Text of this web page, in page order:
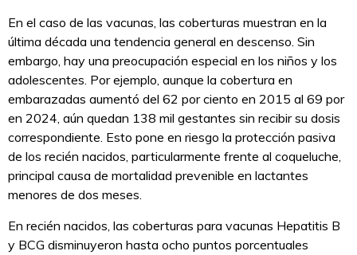
En el caso de las vacunas, las coberturas muestran en la
última década una tendencia general en descenso. Sin
embargo, hay una preocupación especial en los niños y los
adolescentes. Por ejemplo, aunque la cobertura en
embarazadas aumentó del 62 por ciento en 2015 al 69 por
en 2024, aún quedan 138 mil gestantes sin recibir su dosis
correspondiente. Esto pone en riesgo la protección pasiva
de los recién nacidos, particularmente frente al coqueluche,
principal causa de mortalidad prevenible en lactantes
menores de dos meses.
En recién nacidos, las coberturas para vacunas Hepatitis B
y BCG disminuyeron hasta ocho puntos porcentuales